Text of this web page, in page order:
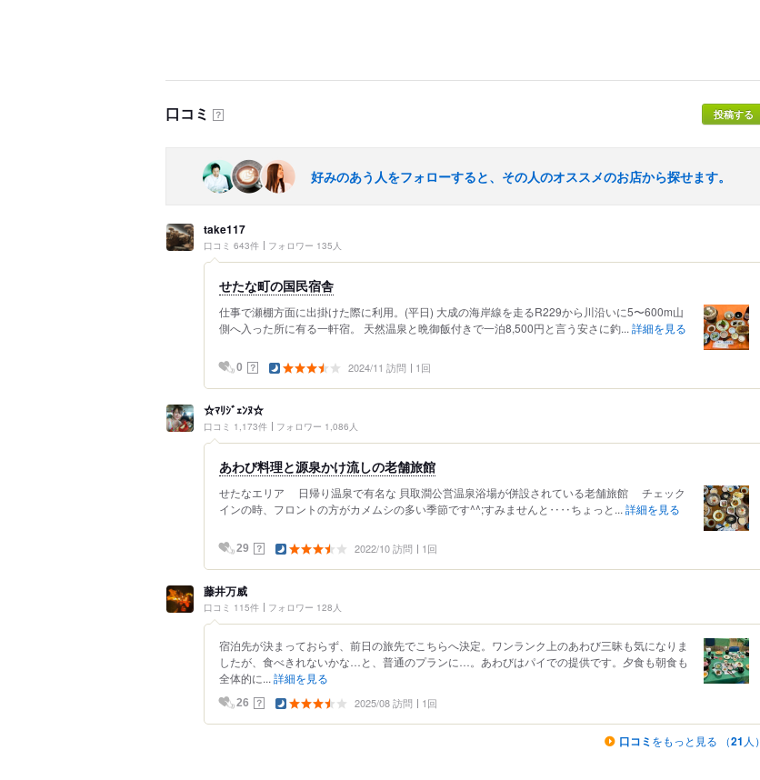
口コミ ？ 投稿する
好みのあう人をフォローすると、その人のオススメのお店から探せます。
take117
口コミ 643件 フォロワー 135人
せたな町の国民宿舎
仕事で瀬棚方面に出掛けた際に利用。(平日) 大成の海岸線を走るR229から川沿いに5〜600m山
側へ入った所に有る一軒宿。 天然温泉と晩御飯付きで一泊8,500円と言う安さに釣... 詳細を見る
0 ？ 2024/11 訪問 1回
☆ﾏﾘｼﾞｪﾝﾇ☆
口コミ 1,173件 フォロワー 1,086人
あわび料理と源泉かけ流しの老舗旅館
せたなエリア 日帰り温泉で有名な 貝取澗公営温泉浴場が併設されている老舗旅館 チェック
インの時、フロントの方がカメムシの多い季節です^^;すみませんと‥‥ちょっと... 詳細を見る
29 ？ 2022/10 訪問 1回
藤井万威
口コミ 115件 フォロワー 128人
宿泊先が決まっておらず、前日の旅先でこちらへ決定。ワンランク上のあわび三昧も気になりま
したが、食べきれないかな…と、普通のプランに…。あわびはパイでの提供です。夕食も朝食も
全体的に... 詳細を見る
26 ？ 2025/08 訪問 1回
口コミ をもっと見る （21 人）